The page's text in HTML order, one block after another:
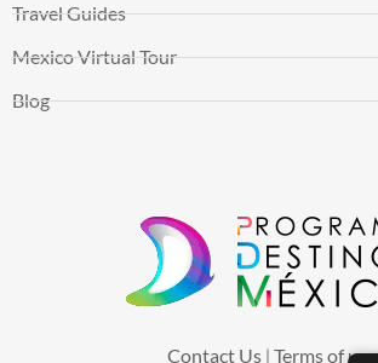
Travel Guides
Mexico Virtual Tour
Blog
Contact Us| Terms of use